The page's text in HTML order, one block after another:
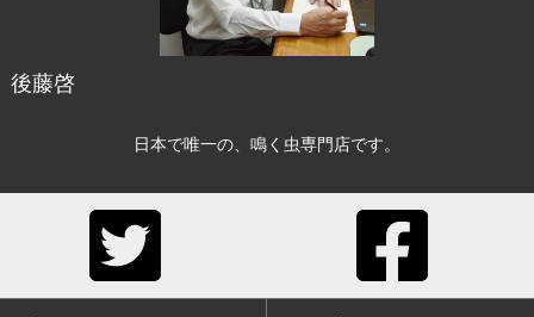
後藤啓
日本で唯一の、鳴く虫専門店です。